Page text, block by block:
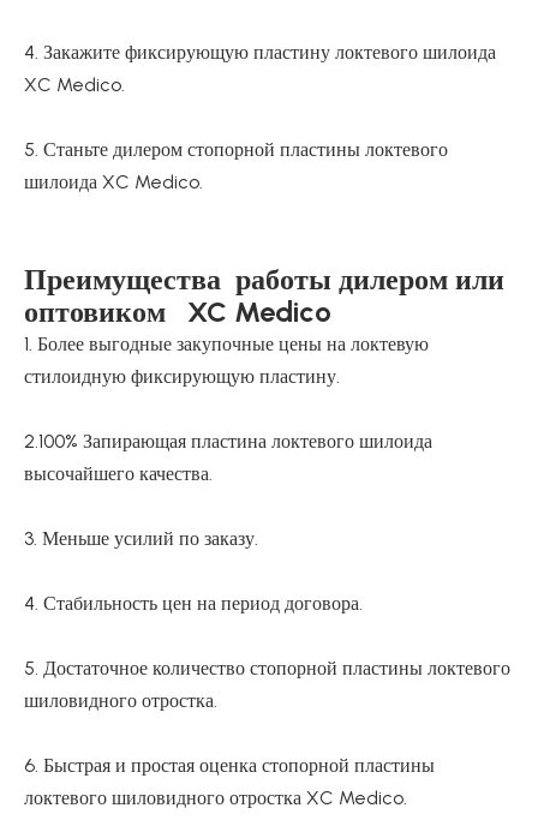
4. Закажите фиксирующую пластину локтевого шилоида
XC Medico.
5. Станьте дилером стопорной пластины локтевого
шилоида XC Medico.
Преимущества работы дилером или
оптовиком XC Medico
1. Более выгодные закупочные цены на локтевую
стилоидную фиксирующую пластину.
2.100% Запирающая пластина локтевого шилоида
высочайшего качества.
3. Меньше усилий по заказу.
4. Стабильность цен на период договора.
5. Достаточное количество стопорной пластины локтевого
шиловидного отростка.
6. Быстрая и простая оценка стопорной пластины
локтевого шиловидного отростка XC Medico.